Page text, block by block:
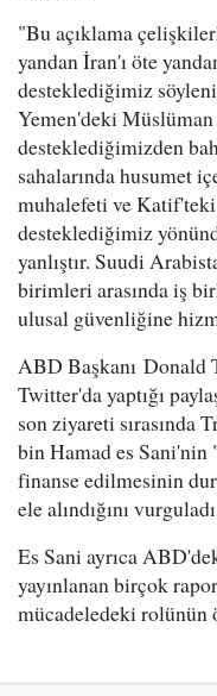
"Bu açıklama
yandan İran'ı öte
desteklediğimiz
Yemen'deki
desteklediğimizden
sahalarında husumet
muhalefeti ve
desteklediğimiz
yanlıştır. Suudi
birimleri arasında iş
ulusal güvenliğine
ABD Başkanı
Twitter'da yaptığı
son ziyareti sırasında
bin Hamad es
finanse edilmesinin
ele alındığını
Es Sani ayrıca
yayınlanan birçok
mücadeledeki rolünün